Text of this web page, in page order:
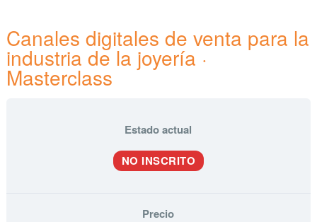
Canales digitales de venta para la
industria de la joyería ·
Masterclass
Estado actual
NO INSCRITO
Precio